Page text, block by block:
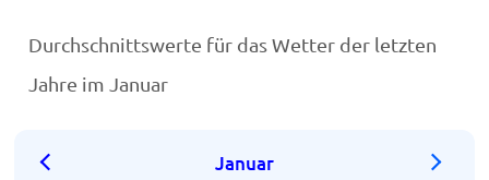
Durchschnittswerte für das Wetter der letzten
Jahre im Januar
Januar